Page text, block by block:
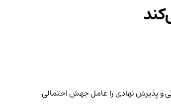
و پذیرش نهادی را عامل جهش احتمالی